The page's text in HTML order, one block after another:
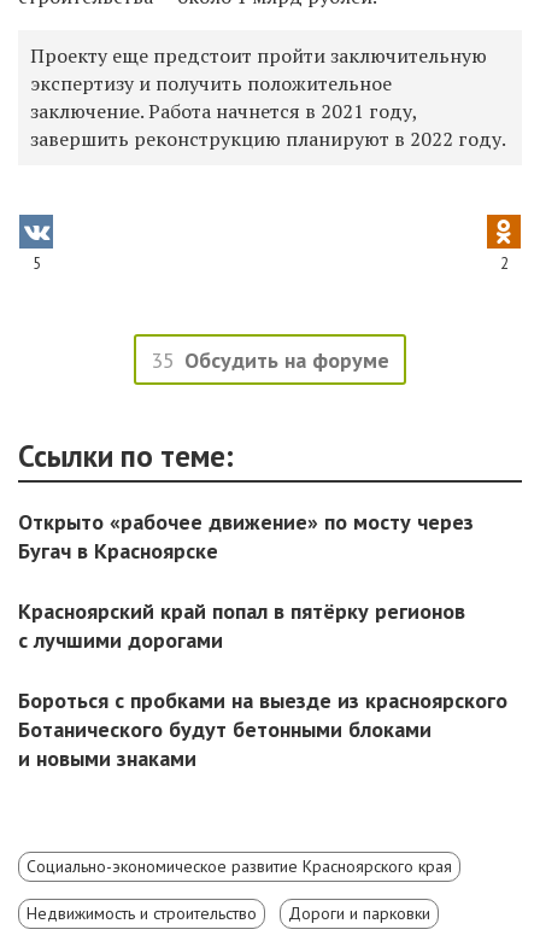
Проекту еще предстоит пройти заключительную
экспертизу и получить положительное
заключение. Работа начнется в 2021 году,
завершить реконструкцию планируют в 2022 году.
5 2
35 Обсудить на форуме
Ссылки по теме:
Открыто «рабочее движение» по мосту через
Бугач в Красноярске
Красноярский край попал в пятёрку регионов
с лучшими дорогами
Бороться с пробками на выезде из красноярского
Ботанического будут бетонными блоками
и новыми знаками
Социально-экономическое развитие Красноярского края
Недвижимость и строительство Дороги и парковки